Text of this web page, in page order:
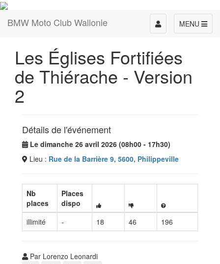
BMW Moto Club Wallonie MENU
Toggle
navigation
Les Églises Fortifiées
de Thiérache - Version
2
Détails de l'événement
Le dimanche 26 avril 2026 (08h00 - 17h30)
Lieu : Rue de la Barrière 9, 5600, Philippeville
Nb
places
Places
dispo
illimité
- 18 46 196
Par Lorenzo Leonardi